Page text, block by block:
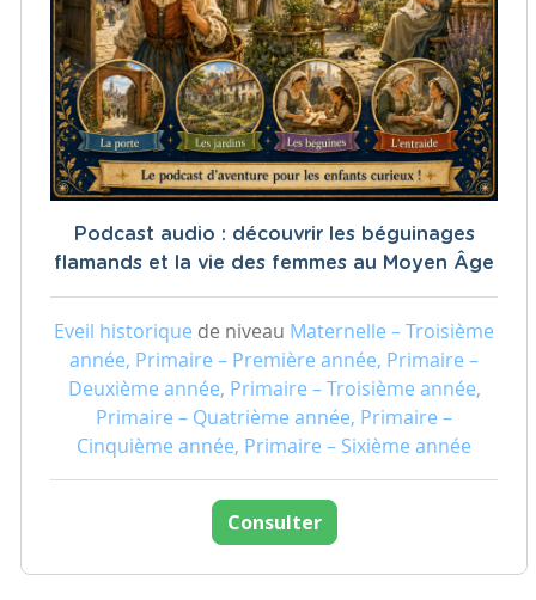
Podcast audio : découvrir les béguinages
flamands et la vie des femmes au Moyen Âge
Eveil historique de niveau Maternelle – Troisième
année, Primaire – Première année, Primaire –
Deuxième année, Primaire – Troisième année,
Primaire – Quatrième année, Primaire –
Cinquième année, Primaire – Sixième année
Consulter